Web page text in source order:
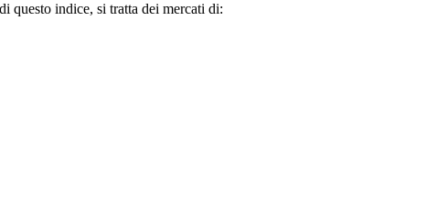
questo indice, si tratta dei mercati di: